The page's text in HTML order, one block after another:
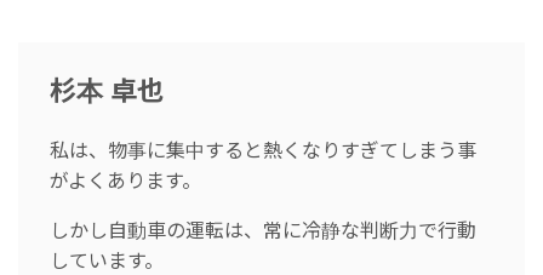
杉本 卓也
私は、物事に集中すると熱くなりすぎてしまう事
がよくあります。
しかし自動車の運転は、常に冷静な判断力で行動
しています。